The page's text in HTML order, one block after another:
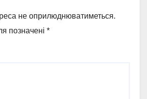
не оприлюднюватиметься.
позначені *